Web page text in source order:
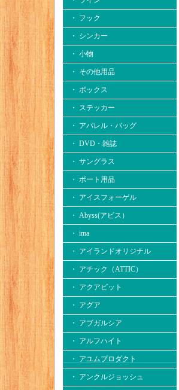
・ フック
・ シンカー
・ 小物
・ その他用品
・ ボックス
・ ステッカー
・ アパレル・バッグ
・ DVD・雑誌
・ サングラス
・ ボート用品
・ アイスフォーゲル
・ Abyss(アビス）
・ ima
・ アイランドオリジナル
・ アチック（ATTIC）
・ アクアビット
・ アグア
・ アブガルシア
・ アルフハイト
・ アユムプロダクト
・ アンクルジョッシュ